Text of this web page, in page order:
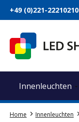
Zur
+49 (0)221-22210210
Innenleuchten
Home Innenleuchten